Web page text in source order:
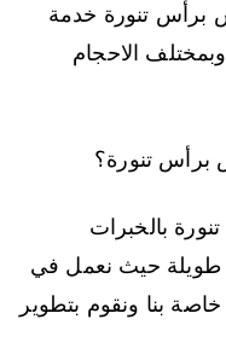
برأس تنورة خدمة
الاحجام
تنورة؟
بالخبرات
طويلة حيث نعمل في
بنا ونقوم بتطوير